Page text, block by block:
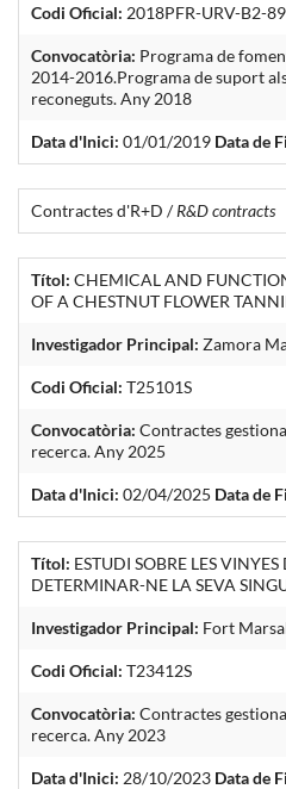
Codi Oficial: 2018PFR-URV-B2-89
Convocatòria: Programa de
2014-2016.Programa de suport
reconeguts. Any 2018
Data d'Inici: 01/01/2019 Data de
Contractes d'R+D /R&D contracts
Títol: CHEMICAL AND
OF A CHESTNUT FLOWER
Investigador Principal: Zamora
Codi Oficial: T25101S
Convocatòria: Contractes
recerca. Any 2025
Data d'Inici: 02/04/2025 Data de
Títol: ESTUDI SOBRE LES
DETERMINAR-NE LA SEVA
Investigador Principal: Fort
Codi Oficial: T23412S
Convocatòria: Contractes
recerca. Any 2023
Data d'Inici: 28/10/2023 Data de